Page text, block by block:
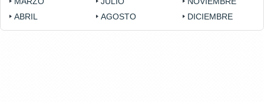
ABRIL
AGOSTO
DICIEMBRE